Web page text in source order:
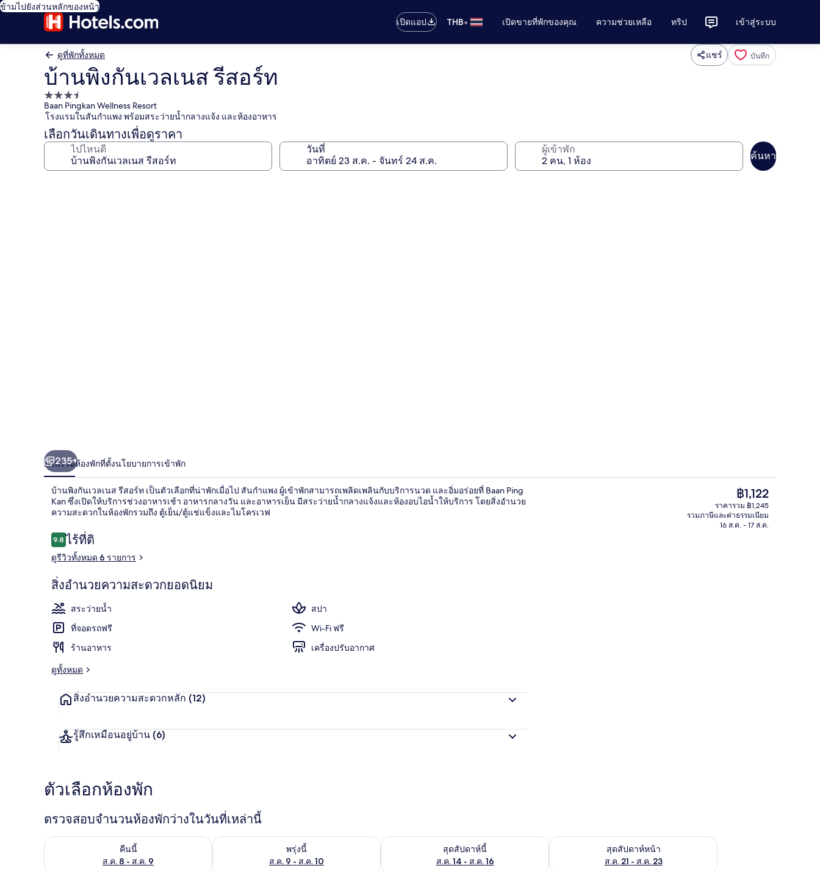
ข้ามไปยังส่วนหลักของหน้า
เปิดแอป
THB• เปิดขายที่พักของคุณ ความช่วยเหลือ ทริป เข้าสู่ระบบ
ดูที่พักทั้งหมด แชร์ บันทึก
บ้านพิงกันเวลเนส รีสอร์ท
ที่พัก
3.5
ดาว
Baan Pingkan Wellness Resort
โรงแรมในสันกำแพง พร้อมสระว่ายน้ำกลางแจ้ง และห้องอาหาร
เลือกวันเดินทางเพื่อดูราคา
ไปไหนดี วันที่ ผู้เข้าพัก
ค้นหา
สิ่งอำนวยความสะดวกในที่พัก
235+
ภาพรวมห้องพักที่ตั้งนโยบายการเข้าพัก
บ้านพิงกันเวลเนส รีสอร์ท เป็นตัวเลือกที่น่าพักเมื่อไป สันกำแพง ผู้เข้าพักสามารถเพลิดเพลินกับบริการนวด และอิ่มอร่อยที่ Baan Ping
Kan ซึ่งเปิดให้บริการช่วงอาหารเช้า อาหารกลางวัน และอาหารเย็น มีสระว่ายน้ำกลางแจ้งและห้องอบไอน้ำให้บริการ โดยสิ่งอำนวย
ความสะดวกในห้องพักรวมถึง ตู้เย็น/ตู้แช่แข็งและไมโครเวฟ
รีวิว
9.89.8 จาก 10
ไร้ที่ติ
ดูรีวิวทั้งหมด 6 รายการ
สิ่งอำนวยความสะดวกยอดนิยม
สระว่ายน้ำ
สปา
ที่จอดรถฟรี
Wi-Fi ฟรี
ร้านอาหาร
เครื่องปรับอากาศ
ดูทั้งหมด
สิ่งอำนวยความสะดวกหลัก (12)
รู้สึกเหมือนอยู่บ้าน (6)
ราคา
ปัจจุบัน
฿1,122
฿1,122
ราคารวม ฿1,245
รวมภาษีและค่าธรรมเนียม
16 ส.ค. - 17 ส.ค.
ตัวเลือกห้องพัก
ตรวจสอบจำนวนห้องพักว่างในวันที่เหล่านี้
คืนนี้
ส.ค. 8 - ส.ค. 9
ตรวจสอบจำนวนห้องพักว่างในคืนนี้ ส.ค. 8 - ส.ค. 9
พรุ่งนี้
ส.ค. 9 - ส.ค. 10
ตรวจสอบจำนวนห้องพักว่างในพรุ่งนี้ ส.ค. 9 - ส.ค. 10
สุดสัปดาห์นี้
ส.ค. 14 - ส.ค. 16
ตรวจสอบจำนวนห้องพักว่างในสุดสัปดาห์นี้ ส.ค. 14 - ส.ค. 16สุดสัปดาห์หน้า
ส.ค. 21 - ส.ค. 23
ตรวจสอบจำนวนห้องพักว่างในสุดสัปดาห์หน้า ส.ค. 21 - ส.ค. 23